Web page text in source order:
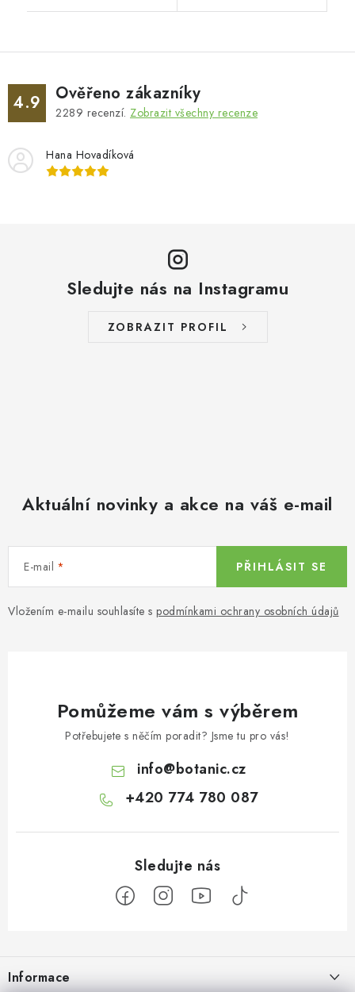
4.9 Ověřeno zákazníky
2289 recenzí. Zobrazit všechny recenze
Hana Hovadíková
Sledujte nás na Instagramu
ZOBRAZIT PROFIL
Aktuální novinky a akce na váš e-mail
E-mail
Vložením e-mailu souhlasíte s podmínkami ochrany osobních údajů
PŘIHLÁSIT SE
Pomůžeme vám s výběrem
Potřebujete s něčím poradit? Jsme tu pro vás!
info@botanic.cz
+420 774 780 087
pInformace